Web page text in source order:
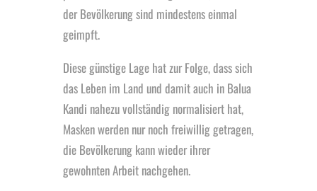
der Bevölkerung sind mindestens einmal
geimpft.
Diese günstige Lage hat zur Folge, dass sich
das Leben im Land und damit auch in Balua
Kandi nahezu vollständig normalisiert hat,
Masken werden nur noch freiwillig getragen,
die Bevölkerung kann wieder ihrer
gewohnten Arbeit nachgehen.